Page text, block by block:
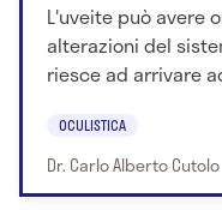
L'uveite può avere
alterazioni del
riesce ad arrivare
OCULISTICA
Dr. Carlo Alberto Cutolo